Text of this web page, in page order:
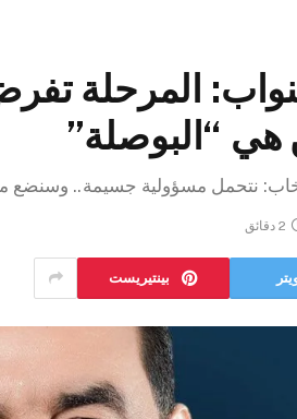
المرحلة
“البوصلة”
نتحمل مسؤولية جسيمة.. وسنضع
2 دقائق
بينتيريست